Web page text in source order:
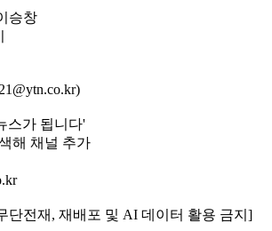
승창
스가 됩니다'
해 채널 추가
단전재, 재배포 및 AI 데이터 활용 금지]